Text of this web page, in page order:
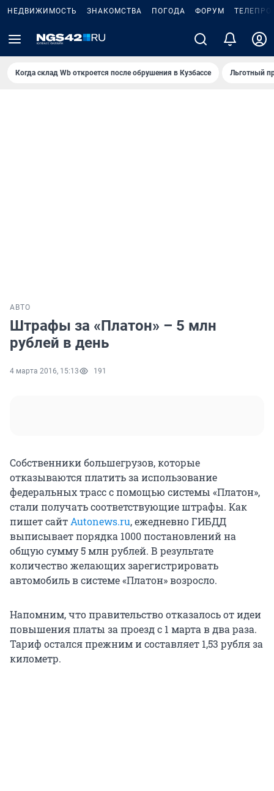
НЕДВИЖИМОСТЬ ЗНАКОМСТВА ПОГОДА ФОРУМ
Когда склад Wb откроется после обрушения в Кузбассе Льготный
АВТО
Штрафы за «Платон» – 5 млн
рублей в день
4 марта 2016, 15:13 191
Собственники большегрузов, которые
отказываются платить за использование
федеральных трасс с помощью системы «Платон»,
стали получать соответствующие штрафы. Как
пишет сайт Autonews.ru, ежедневно ГИБДД
выписывает порядка 1000 постановлений на
общую сумму 5 млн рублей. В результате
количество желающих зарегистрировать
автомобиль в системе «Платон» возросло.
Напомним, что правительство отказалось от идеи
повышения платы за проезд с 1 марта в два раза.
Тариф остался прежним и составляет 1,53 рубля за
километр.